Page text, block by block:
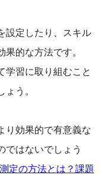
設定したり、スキル
的な方法です。
学習に取り組むこと
う。
り効果的で有意義な
ではないでしょう
定の方法とは？課題